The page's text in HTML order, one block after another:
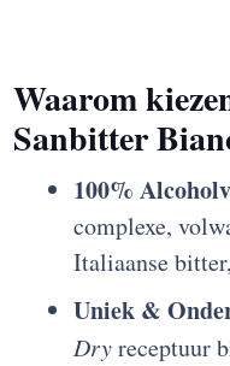
Waarom
Sanbitter
100%
complexe,
Italiaanse
Uniek &
Dryreceptuur